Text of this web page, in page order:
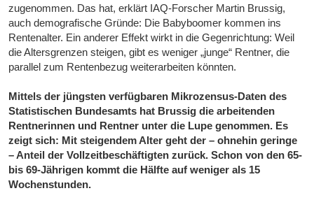
zugenommen. Das hat, erklärt IAQ-Forscher Martin Brussig,
auch demografische Gründe: Die Babyboomer kommen ins
Rentenalter. Ein anderer Effekt wirkt in die Gegenrichtung: Weil
die Altersgrenzen steigen, gibt es weniger „junge“ Rentner, die
parallel zum Rentenbezug weiterarbeiten könnten.
Mittels der jüngsten verfügbaren Mikrozensus-Daten des
Statistischen Bundesamts hat Brussig die arbeitenden
Rentnerinnen und Rentner unter die Lupe genommen. Es
zeigt sich: Mit steigendem Alter geht der – ohnehin geringe
– Anteil der Vollzeitbeschäftigten zurück. Schon von den 65-
bis 69-Jährigen kommt die Hälfte auf weniger als 15
Wochenstunden.